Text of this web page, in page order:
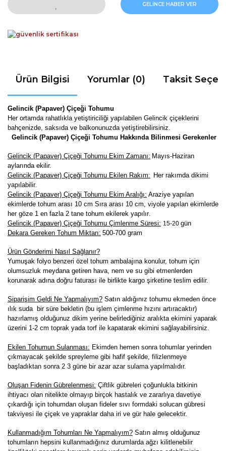
GELİNCE HABER VER
Ürün Bilgisi Yorumlar (0) Taksit
Gelincik (Papaver) Çiçeği Tohumu
Her ortamda rahatlıkla yetiştiriciliği yapılabilen Gelincik çiçeklerini
bahçenizde, saksıda ve balkonunuzda yetiştirebilirsiniz.
Gelincik (Papaver) Çiçeği Tohumu Hakkında Bilinmesi Gerekenler
Gelincik (Papaver) Çiçeği Tohumu Ekim Zamanı: Mayıs-Haziran
aylarında ekilir.
Gelincik (Papaver) Çiçeği Tohumu Ekilen Rakım: Her rakımda dikimi
yapılabilir.
Gelincik (Papaver) Çiçeği Tohumu Ekim Aralığı: Araziye yapılan
ekimlerde tohum arası 10 cm Sıra arası 10 cm, viyole yapılan ekimlerde
her göze 1 en fazla 2 tane tohum ekilerek yapılır.
Gelincik (Papaver) Çiçeği Tohumu Çimlenme Süresi: 15-20 gün
Dekara Gereken Tohum Miktarı: 500-700 gram
Ürün Gönderimi Nasıl Sağlanır?
Yumuşak folyo benzeri özel tohum ambalajına konulur, tohum için
olumsuzluk meydana getiren hava, nem ve su gibi etmenlerden
korunarak adına doğru faturası ile birlikte kargo şirketine teslim edilir.
Siparişim Geldi Ne Yapmalıyım? Satın aldığınız tohumu ekmeden önce
ılık suda bir süre bekletin (bu işlem çimlenme hızını artıracaktır)
hazırlamış olduğunuz dikim yerine belirlediğiniz aralıkta ekimini yaparak
üzerini 1-2 cm toprak yada torf ile kapatarak ekimini sağlayabilirsiniz.
Ekilen Tohumun Sulanması: Ekimden hemen sonra tohumlar yerinden
çıkmayacak şekilde spreyleme gibi hafif şekilde, filizlenmeye
başladıktan sonra 2 3 güne bir azar azar sulama yapılmalıdır.
Oluşan Fidenin Gübrelenmesi: Çiftlik gübreleri çoğunlukla bitkinin
ihtiyacı olan nitelikte olmayıp birçok hastalık ve zararlıya davetiye
çıkardığı için tohumdan oluşan fideler sıvı formdaki solucan gübresi
takviyesi ile çiçek ve yapraklar daha iri ve gür hale gelecektir.
Kullanmadığım Tohumları Ne Yapmalıyım? Satın almış olduğunuz
tohumların hepsini kullanmadığınız durumlarda ağzı kilitlenebilir